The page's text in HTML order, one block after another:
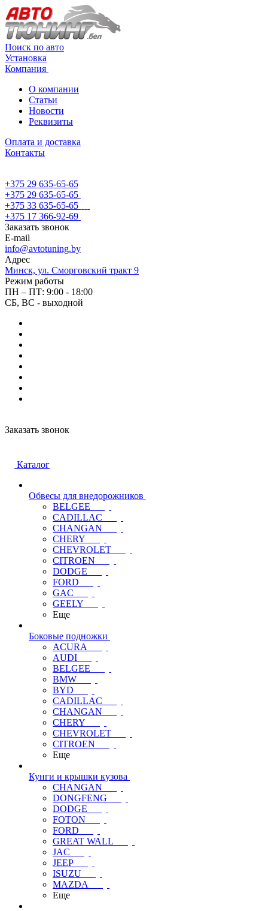
Поиск по авто
Установка
Компания
О компании
Статьи
Новости
Реквизиты
Оплата и доставка
Контакты
+375 29 635-65-65
+375 29 635-65-65
+375 33 635-65-65
+375 17 366-92-69
Заказать звонок
E-mail
info@avtotuning.by
Адрес
Минск, ул. Сморговский тракт 9
Режим работы
ПН – ПТ: 9:00 - 18:00
СБ, ВС - выходной
Заказать звонок
Каталог
Обвесы для внедорожников
BELGEE
CADILLAC
CHANGAN
CHERY
CHEVROLET
CITROEN
DODGE
FORD
GAC
GEELY
Еще
Боковые подножки
ACURA
AUDI
BELGEE
BMW
BYD
CADILLAC
CHANGAN
CHERY
CHEVROLET
CITROEN
Еще
Кунги и крышки кузова
CHANGAN
DONGFENG
DODGE
FOTON
FORD
GREAT WALL
JAC
JEEP
ISUZU
MAZDA
Еще